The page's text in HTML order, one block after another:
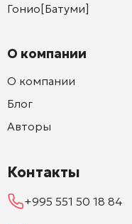
Гонио[Батуми]
О компании
О компании
Блог
Авторы
Контакты
+995 551 50 18 84